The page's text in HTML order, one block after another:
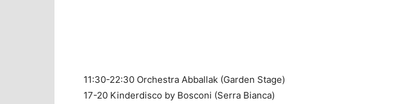
11:30-22:30 Orchestra Abballak (Garden Stage)
17-20 Kinderdisco by Bosconi (Serra Bianca)